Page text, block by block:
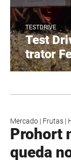
TESTDRIVE
Test
trator
Mercado | Frutas |
Prohort
queda